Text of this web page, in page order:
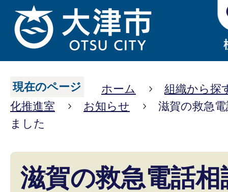
現在のページ ホーム
組織から探
化推進室
お知らせ
滋賀の救急
ました
滋賀の救急電話相